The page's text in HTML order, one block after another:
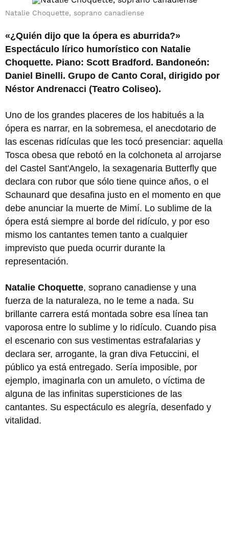
Natalie Choquette, soprano canadiense
«¿Quién dijo que la ópera es aburrida?»
Espectáculo lírico humorístico con Natalie
Choquette. Piano: Scott Bradford. Bandoneón:
Daniel Binelli. Grupo de Canto Coral, dirigido por
Néstor Andrenacci (Teatro Coliseo).
Uno de los grandes placeres de los habitués a la
ópera es narrar, en la sobremesa, el anecdotario de
las escenas ridículas que les tocó presenciar: aquella
Tosca obesa que rebotó en la colchoneta al arrojarse
del Castel Sant'Angelo, la sexagenaria Butterfly que
declara con rubor que sólo tiene quince años, o el
Schaunard que desafina justo en el momento en que
debe anunciar la muerte de Mimí. Lo sublime de la
ópera está siempre al borde del ridículo, y por eso
mismo los cantantes temen tanto a cualquier
imprevisto que pueda ocurrir durante la
representación.
Natalie Choquette, soprano canadiense y una
fuerza de la naturaleza, no le teme a nada. Su
brillante carrera está montada sobre esa línea tan
vaporosa entre lo sublime y lo ridículo. Cuando pisa
el escenario con sus vestimentas estrafalarias y
declara ser, arrogante, la gran diva Fetuccini, el
público ya está entregado. Sería imposible, por
ejemplo, imaginarla con un amuleto, o víctima de
alguna de las infinitas supersticiones de las
cantantes. Su espectáculo es alegría, desenfado y
vitalidad.